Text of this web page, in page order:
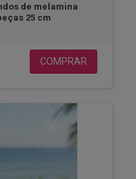
de melamina
25 cm
COMPRAR